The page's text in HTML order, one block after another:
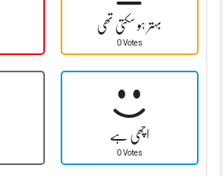
بہتر ہو سکتی تھی
0 Votes
اچھی ہے
0 Votes